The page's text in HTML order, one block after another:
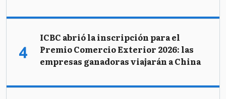
ICBC abrió la inscripción para el
Premio Comercio Exterior 2026: las
empresas ganadoras viajarán a China